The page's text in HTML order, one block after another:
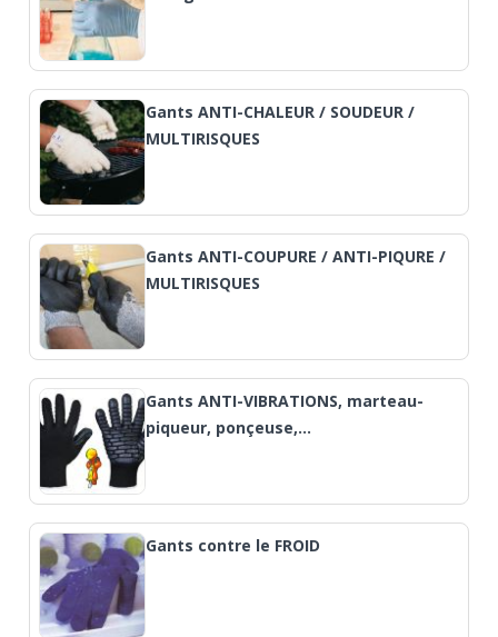
Gants ANTI-CHALEUR / SOUDEUR /
MULTIRISQUES
Gants ANTI-COUPURE / ANTI-PIQURE /
MULTIRISQUES
Gants ANTI-VIBRATIONS, marteau-
piqueur, ponçeuse,…
Gants contre le FROID